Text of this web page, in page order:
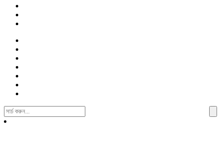
Search
For: